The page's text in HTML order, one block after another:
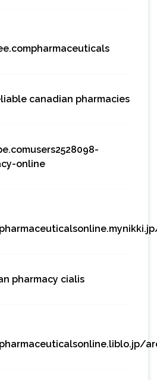
canadian pharmacies
online
pharmacy cialis